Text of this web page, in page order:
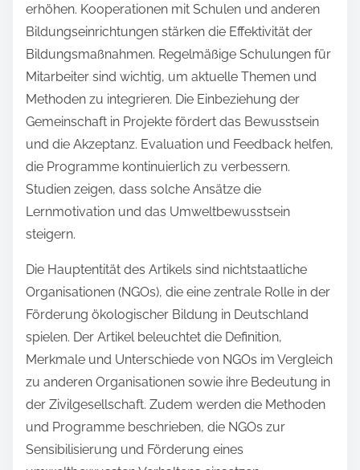
erhöhen. Kooperationen mit Schulen und anderen
Bildungseinrichtungen stärken die Effektivität der
Bildungsmaßnahmen. Regelmäßige Schulungen für
Mitarbeiter sind wichtig, um aktuelle Themen und
Methoden zu integrieren. Die Einbeziehung der
Gemeinschaft in Projekte fördert das Bewusstsein
und die Akzeptanz. Evaluation und Feedback helfen,
die Programme kontinuierlich zu verbessern.
Studien zeigen, dass solche Ansätze die
Lernmotivation und das Umweltbewusstsein
steigern.
Die Hauptentität des Artikels sind nichtstaatliche
Organisationen (NGOs), die eine zentrale Rolle in der
Förderung ökologischer Bildung in Deutschland
spielen. Der Artikel beleuchtet die Definition,
Merkmale und Unterschiede von NGOs im Vergleich
zu anderen Organisationen sowie ihre Bedeutung in
der Zivilgesellschaft. Zudem werden die Methoden
und Programme beschrieben, die NGOs zur
Sensibilisierung und Förderung eines